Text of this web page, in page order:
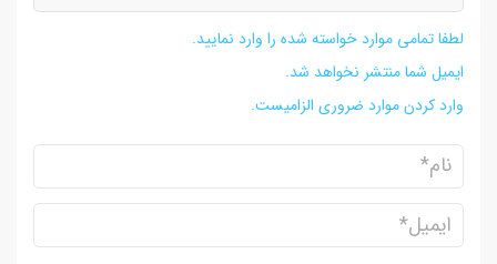
لطفا تمامی موارد خواسته شده را وارد نمایید.
ایمیل شما منتشر نخواهد شد.
وارد کردن موارد ضروری الزامیست.